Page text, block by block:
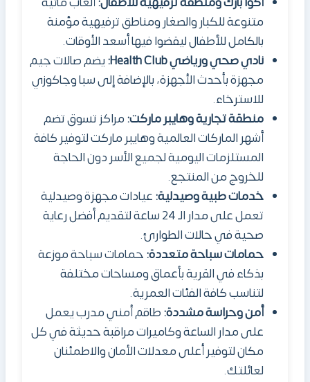
متنوعة للكبار والصغار ومناطق ترفيهية مؤمنة
بالكامل للأطفال ليقضوا فيها أسعد الأوقات.
نادي صحي ورياضيHealth Club
:يضم صالات جيم
مجهزة بأحدث الأجهزة، بالإضافة إلى سبا وجاكوزي
للاسترخاء.
منطقة تجارية وهايبر ماركت:مراكز تسوق تضم
أشهر الماركات العالمية وهايبر ماركت لتوفير كافة
المستلزمات اليومية لجميع الأسر دون الحاجة
للخروج من المنتجع.
خدمات طبية وصيدلية:عيادات مجهزة وصيدلية
تعمل على مدار الـ 24 ساعة لتقديم أفضل رعاية
صحية في حالات الطوارئ.
حمامات سباحة متعددة:حمامات سباحة موزعة
بذكاء في القرية بأعماق ومساحات مختلفة
لتناسب كافة الفئات العمرية.
أمن وحراسة مشددة:طاقم أمني مدرب يعمل
على مدار الساعة وكاميرات مراقبة حديثة في كل
مكان لتوفير أعلى معدلات الأمان والاطمئنان
لعائلتك.